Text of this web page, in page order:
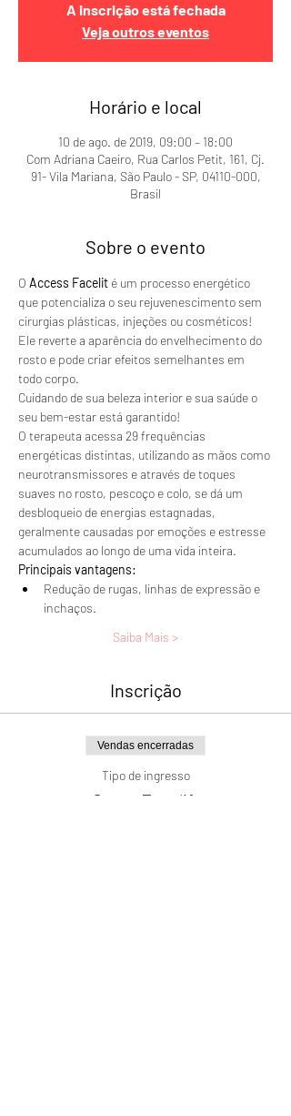
A inscrição está fechada
Veja outros eventos
Horário e local
10 de ago. de 2019, 09:00 – 18:00
Com Adriana Caeiro, Rua Carlos Petit, 161, Cj.
91- Vila Mariana, São Paulo - SP, 04110-000,
Brasil
Sobre o evento
O Access Facelit é um processo energético
que potencializa o seu rejuvenescimento sem
cirurgias plásticas, injeções ou cosméticos!
Ele reverte a aparência do envelhecimento do
rosto e pode criar efeitos semelhantes em
todo corpo.
Cuidando de sua beleza interior e sua saúde o
seu bem-estar está garantido!
O terapeuta acessa 29 frequências
energéticas distintas, utilizando as mãos como
neurotransmissores e através de toques
suaves no rosto, pescoço e colo, se dá um
desbloqueio de energias estagnadas,
geralmente causadas por emoções e estresse
acumulados ao longo de uma vida inteira.
Principais vantagens:
Redução de rugas, linhas de expressão e
inchaços.
Saiba Mais >
Inscrição
Vendas encerradas
Tipo de ingresso
Curso Facelift